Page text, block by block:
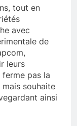
tout en
avec
de
leurs
pas la
souhaite
ainsi